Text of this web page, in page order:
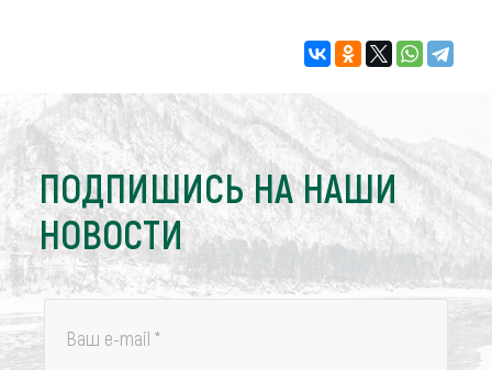
ПОДПИШИСЬ НА НАШИ
НОВОСТИ
Ваш e-mail *